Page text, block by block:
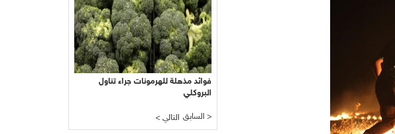
فوائد مذهلة للهرمونات جراء تناول
البروكلي
< التالي السابق >